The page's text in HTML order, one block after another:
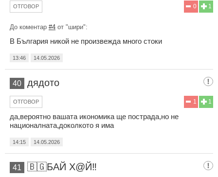
1
0
ОТГОВОР
До коментар #4 от "шири":
В България никой не произвежда много стоки
13:46 14.05.2026
40 дядото
1
1
ОТГОВОР
да,вероятно вашата икономика ще пострада,но не
националната,доколкото я има
14:15 14.05.2026
41 🇧🇬БАЙ Х@Й‼️